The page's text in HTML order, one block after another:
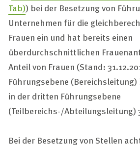
Tab)) bei der Besetzung von
Unternehmen für die
Frauen ein und hat bereits einen
überdurchschnittlichen
Anteil von Frauen (Stand:
Führungsebene
in der dritten Führungsebene
(Teilbereichs-/Abteilungsleitung)
Bei der Besetzung von Stellen